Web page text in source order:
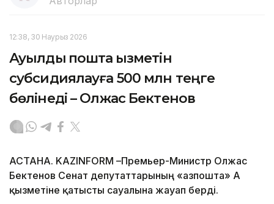
12:38, 30 Наурыз 2026
Ауылдық пошта қызметін
субсидиялауға 500 млн теңге
бөлінеді – Олжас Бектенов
АСТАНА. KAZINFORM –Премьер-Министр Олжас
Бектенов Сенат депутаттарының «Қазпошта» АҚ
қызметіне қатысты сауалына жауап берді.